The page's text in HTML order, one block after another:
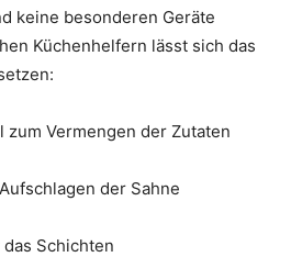
keine besonderen Geräte
Küchenhelfern lässt sich das
zum Vermengen der Zutaten
der Sahne
Schichten